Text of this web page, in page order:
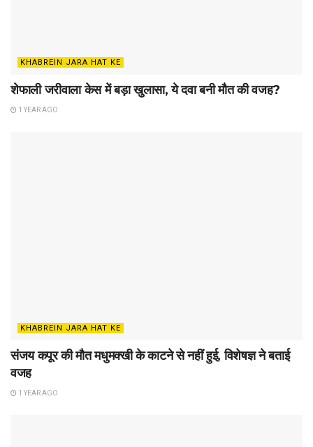
KHABREIN JARA HAT KE
शेफाली जरीवाला केस में बड़ा खुलासा, ये दवा बनी मौत की वजह?
1 YEAR AGO
KHABREIN JARA HAT KE
संजय कपूर की मौत मधुमक्खी के काटने से नहीं हुई, विशेषज्ञ ने बताई
वजह
1 YEAR AGO